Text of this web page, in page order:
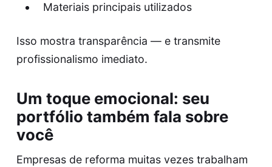
Materiais principais utilizados
Isso mostra transparência — e transmite
profissionalismo imediato.
Um toque emocional: seu
portfólio também fala sobre
você
Empresas de reforma muitas vezes trabalham